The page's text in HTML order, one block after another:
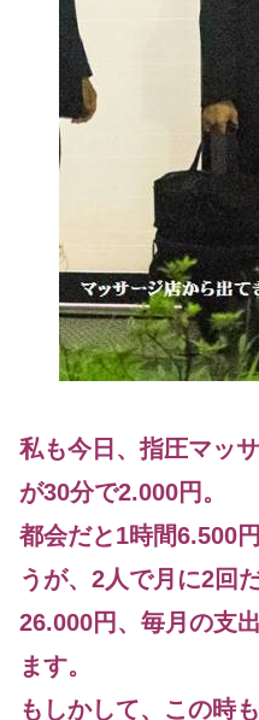
私も今日、指圧マッ
が30分で2.000円。
都会だと1時間6.500
うが、2人で月に2回
26.000円、毎月の支
ます。
もしかして、この時